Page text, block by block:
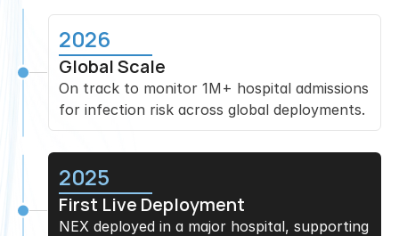
2026
Global Scale
On track to monitor 1M+ hospital admissions
for infection risk across global deployments.
2025
First Live Deployment
NEX deployed in a major hospital, supporting